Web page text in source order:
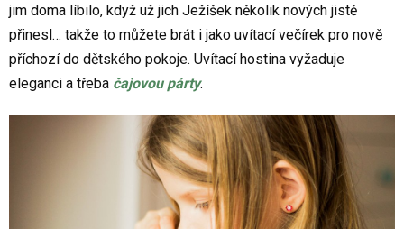
jim doma líbilo, když už jich Ježíšek několik nových jistě
přinesl… takže to můžete brát i jako uvítací večírek pro nově
příchozí do dětského pokoje. Uvítací hostina vyžaduje
eleganci a třeba čajovou párty.